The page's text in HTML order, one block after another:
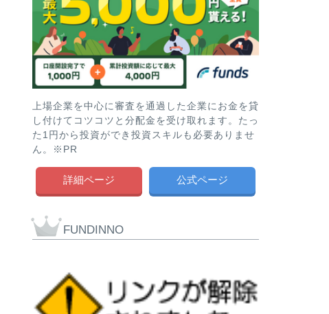
上場企業を中心に審査を通過した企業にお金を貸
し付けてコツコツと分配金を受け取れます。たっ
た1円から投資ができ投資スキルも必要ありませ
ん。※PR
詳細ページ 公式ページ
FUNDINNO